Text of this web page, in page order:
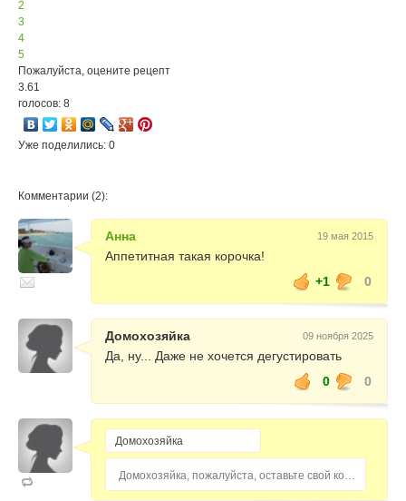
2
3
4
5
Пожалуйста, оцените рецепт
3.61
голосов: 8
Уже поделились: 0
Комментарии (2):
Анна 19 мая 2015
Аппетитная такая корочка!
+1
0
Домохозяйка 09 ноября 2025
Да, ну... Даже не хочется дегустировать
0
0
Домохозяйка, пожалуйста, оставьте свой комментарий...